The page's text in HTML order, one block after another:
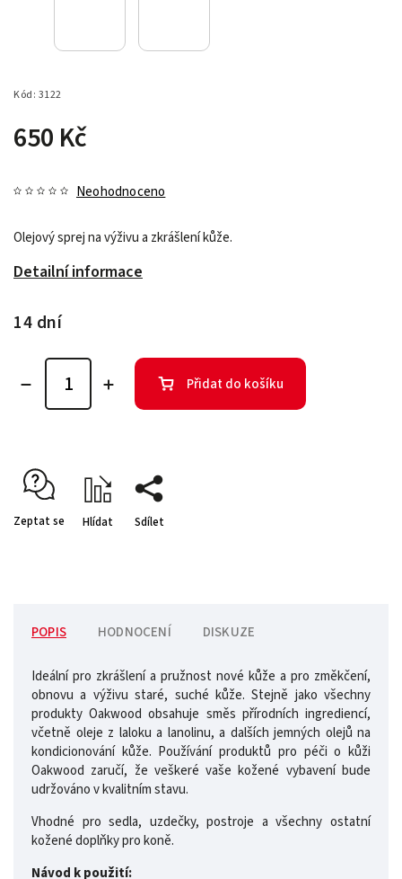
Kód: 3122
650 Kč
Neohodnoceno
Olejový sprej na výživu a zkrášlení kůže.
Detailní informace
14 dní
Přidat do košíku
Zeptat se Hlídat Sdílet
POPIS HODNOCENÍ DISKUZE
Ideální pro zkrášlení a pružnost nové kůže a pro změkčení,
obnovu a výživu staré, suché kůže. Stejně jako všechny
produkty Oakwood obsahuje směs přírodních ingrediencí,
včetně oleje z laloku a lanolinu, a dalších jemných olejů na
kondicionování kůže. Používání produktů pro péči o kůži
Oakwood zaručí, že veškeré vaše kožené vybavení bude
udržováno v kvalitním stavu.
Vhodné pro sedla, uzdečky, postroje a všechny ostatní
kožené doplňky pro koně.
Návod k použití: